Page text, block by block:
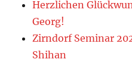
Herzlichen
Georg!
Zirndorf Seminar
Shihan